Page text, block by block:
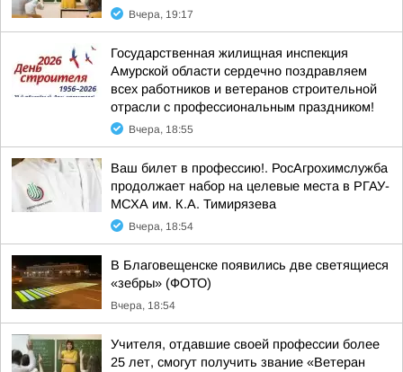
Вчера, 19:17
Государственная жилищная инспекция
Амурской области сердечно поздравляем
всех работников и ветеранов строительной
отрасли с профессиональным праздником!
Вчера, 18:55
Ваш билет в профессию!. РосАгрохимслужба
продолжает набор на целевые места в РГАУ-
МСХА им. К.А. Тимирязева
Вчера, 18:54
В Благовещенске появились две светящиеся
«зебры» (ФОТО)
Вчера, 18:54
Учителя, отдавшие своей профессии более
25 лет, смогут получить звание «Ветеран